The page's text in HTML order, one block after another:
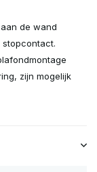
de wand
zijn mogelijk